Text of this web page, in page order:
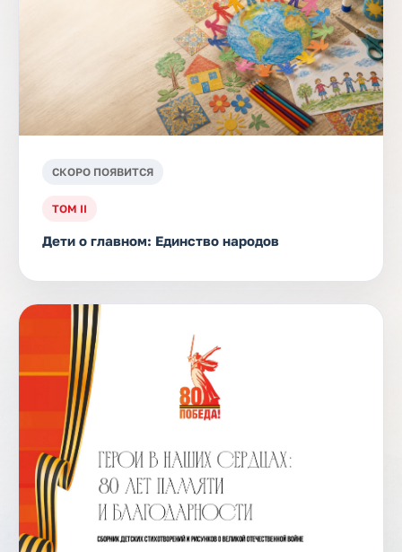
СКОРО ПОЯВИТСЯ
ТОМ II
Дети о главном: Единство народов